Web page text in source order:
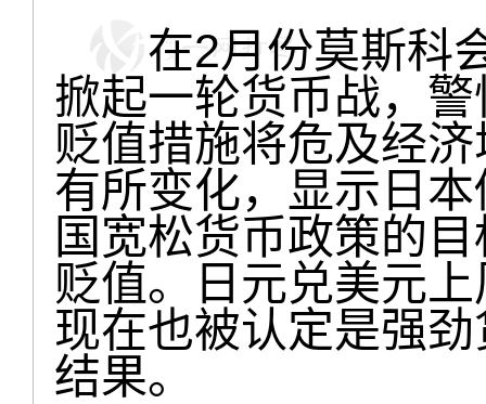
在2月份莫斯科会
掀起一轮货币战，
贬值措施将危及经
有所变化，显示日
国宽松货币政策的
贬值。日元兑美元
现在也被认定是强
结果。